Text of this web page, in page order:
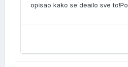
opisao kako se deailo sve